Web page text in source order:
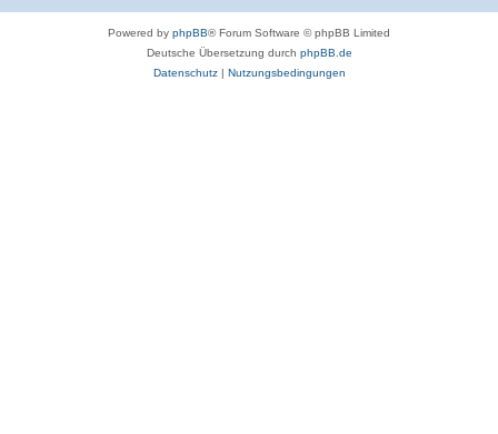
Powered by phpBB® Forum Software © phpBB Limited
Deutsche Übersetzung durch phpBB.de
Datenschutz| Nutzungsbedingungen